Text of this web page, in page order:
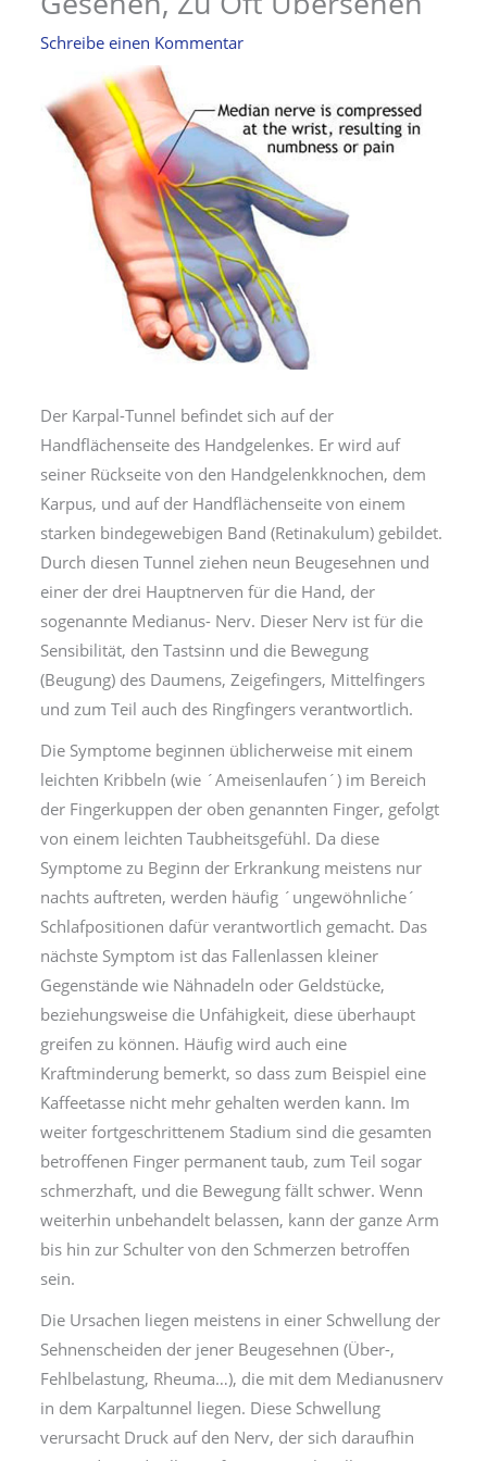
Schreibe einen Kommentar
Der Karpal-Tunnel befindet sich auf der
Handflächenseite des Handgelenkes. Er wird auf
seiner Rückseite von den Handgelenkknochen, dem
Karpus, und auf der Handflächenseite von einem
starken bindegewebigen Band (Retinakulum) gebildet.
Durch diesen Tunnel ziehen neun Beugesehnen und
einer der drei Hauptnerven für die Hand, der
sogenannte Medianus- Nerv. Dieser Nerv ist für die
Sensibilität, den Tastsinn und die Bewegung
(Beugung) des Daumens, Zeigefingers, Mittelfingers
und zum Teil auch des Ringfingers verantwortlich.
Die Symptome beginnen üblicherweise mit einem
leichten Kribbeln (wie ´Ameisenlaufen´) im Bereich
der Fingerkuppen der oben genannten Finger, gefolgt
von einem leichten Taubheitsgefühl. Da diese
Symptome zu Beginn der Erkrankung meistens nur
nachts auftreten, werden häufig ´ungewöhnliche´
Schlafpositionen dafür verantwortlich gemacht. Das
nächste Symptom ist das Fallenlassen kleiner
Gegenstände wie Nähnadeln oder Geldstücke,
beziehungsweise die Unfähigkeit, diese überhaupt
greifen zu können. Häufig wird auch eine
Kraftminderung bemerkt, so dass zum Beispiel eine
Kaffeetasse nicht mehr gehalten werden kann. Im
weiter fortgeschrittenem Stadium sind die gesamten
betroffenen Finger permanent taub, zum Teil sogar
schmerzhaft, und die Bewegung fällt schwer. Wenn
weiterhin unbehandelt belassen, kann der ganze Arm
bis hin zur Schulter von den Schmerzen betroffen
sein.
Die Ursachen liegen meistens in einer Schwellung der
Sehnenscheiden der jener Beugesehnen (Über-,
Fehlbelastung, Rheuma…), die mit dem Medianusnerv
in dem Karpaltunnel liegen. Diese Schwellung
verursacht Druck auf den Nerv, der sich daraufhin